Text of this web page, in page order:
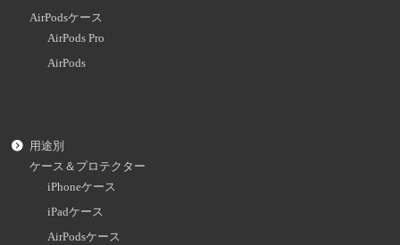
AirPodsケース
AirPods Pro
AirPods
用途別
ケース＆プロテクター
iPhoneケース
iPadケース
AirPodsケース